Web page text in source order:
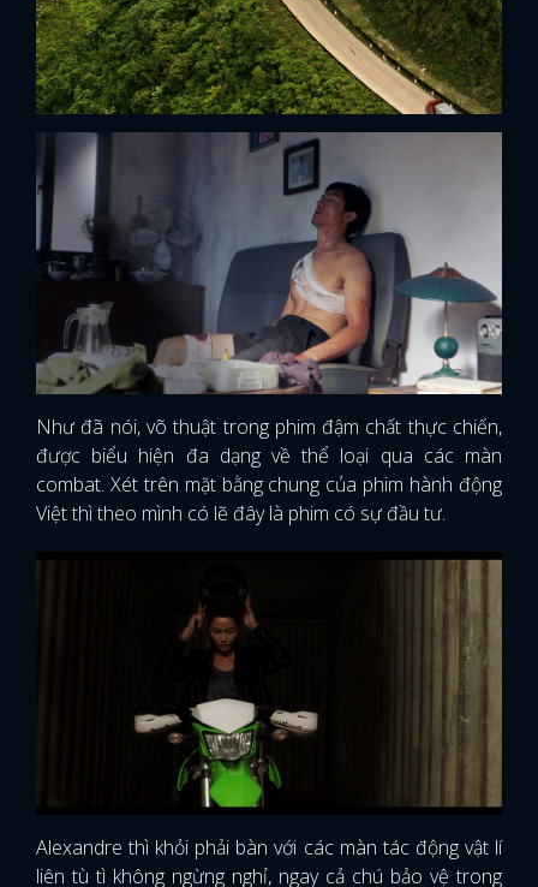
Như đã nói, võ thuật trong phim đậm chất thực chiến,
được biểu hiện đa dạng về thể loại qua các màn
combat. Xét trên mặt bằng chung của phim hành động
Việt thì theo mình có lẽ đây là phim có sự đầu tư.
Alexandre thì khỏi phải bàn với các màn tác động vật lí
liên tù tì không ngừng nghỉ, ngay cả chú bảo vệ trong